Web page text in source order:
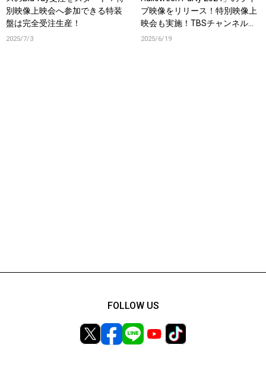
別映像上映会へ参加できる特装
盤は完全受注生産！
2025/7/3
ブ映像をリリース！特別映像上
映会も実施！TBSチャンネルで
ライブ映像の放送も決定！
2025/6/19
FOLLOW US